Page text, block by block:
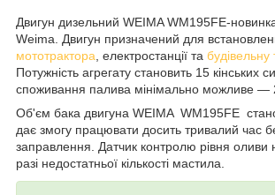
Двигун дизельний WEIMA WM195FЕ-новинка
Weima. Двигун призначений для
мототрактора , електростанції та будівельну
Потужність агрегату становить 15 кінських
споживання палива мінімально можливе —
Об'єм бака двигуна WEIMA WM195FЕ
дає змогу працювати досить тривалий час
заправлення. Датчик контролю рівня оливи
разі недостатньої кількості мастила.